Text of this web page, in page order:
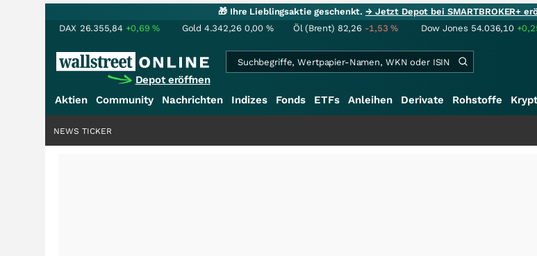
🎁 Ihre Lieblingsaktie geschenkt.→ Jetzt Depot bei SMARTBROKER+
DAX 26.355,84 +0,69% Gold 4.342,26 0,00 % Öl (Brent) 82,26 -1,53% Dow Jones 54.036,10
Depot eröffnen
Aktien Community Nachrichten Indizes Fonds ETFs Anleihen Derivate Rohstoffe
NEWS TICKER